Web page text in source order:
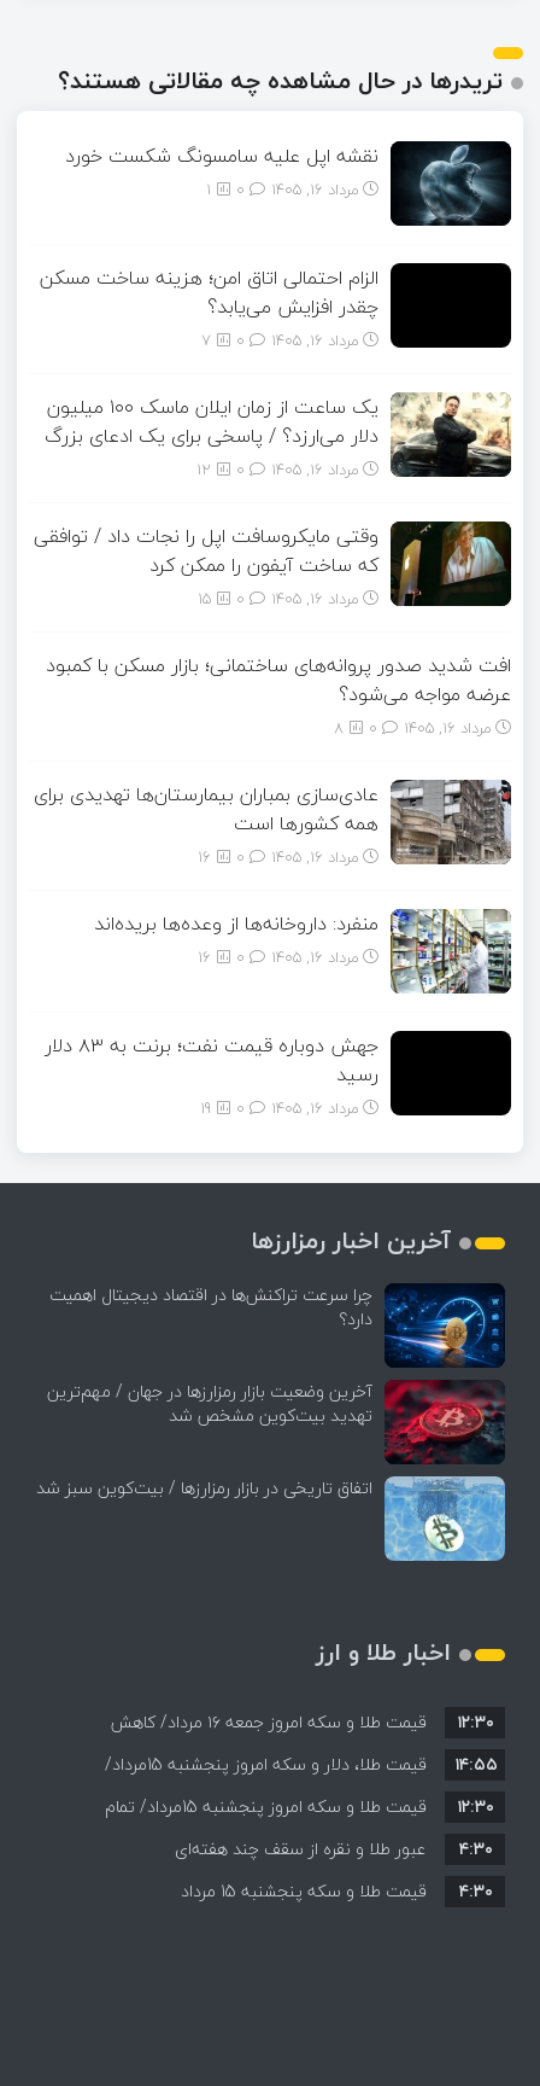
تریدرها در حال مشاهده چه مقالاتی هستند؟
نقشه اپل علیه سامسونگ شکست خورد
مرداد ۱۶, ۱۴۰۵ 1
الزام احتمالی اتاق امن؛ هزینه ساخت مسکن
چقدر افزایش می‌یابد؟
مرداد ۱۶, ۱۴۰۵ 7
یک ساعت از زمان ایلان ماسک ۱۰۰ میلیون
دلار می‌ارزد؟ / پاسخی برای یک ادعای بزرگ
مرداد ۱۶, ۱۴۰۵ 12
وقتی مایکروسافت اپل را نجات داد / توافقی
که ساخت آیفون را ممکن کرد
مرداد ۱۶, ۱۴۰۵ 15
افت شدید صدور پروانه‌های ساختمانی؛ بازار مسکن با کمبود
عرضه مواجه می‌شود؟
مرداد ۱۶, ۱۴۰۵ 8
عادی‌سازی بمباران بیمارستان‌ها تهدیدی برای
همه کشورها است
مرداد ۱۶, ۱۴۰۵ 16
منفرد: داروخانه‌ها از وعده‌ها بریده‌اند
مرداد ۱۶, ۱۴۰۵ 16
جهش دوباره قیمت نفت؛ برنت به ۸۳ دلار
رسید
مرداد ۱۶, ۱۴۰۵ 19
آخرین اخبار رمزارزها
چرا سرعت تراکنش‌ها در اقتصاد دیجیتال اهمیت
دارد؟
آخرین وضعیت بازار رمزارزها در جهان / مهم‌ترین
تهدید بیت‌کوین مشخص شد
اتفاق تاریخی در بازار رمزارزها / بیت‌کوین سبز شد
اخبار طلا و ارز
قیمت طلا و سکه امروز جمعه ۱۶ مرداد/ کاهش
قیمت ها+ جدول و جزییات
۱۲:۳۰
قیمت طلا، دلار و سکه امروز پنجشنبه 15مرداد/
افزایش قیمت ها + جدول
۱۴:۵۵
قیمت طلا و سکه امروز پنجشنبه 15مرداد/ تمام
قیمت ها بر مدار افزایش + جدول
۱۲:۳۰
عبور طلا و نقره از سقف چند هفته‌ای
۴:۳۰
قیمت طلا و سکه پنجشنبه 15 مرداد
۴:۳۰